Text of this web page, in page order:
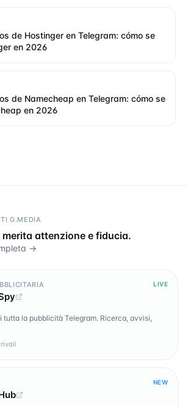
de Hostinger en Telegram: cómo se
en 2026
de Namecheap en Telegram: cómo se
en 2026
G.MEDIA
merita attenzione e fiducia.
→
LIVE
tutta la pubblicità Telegram. Ricerca, avvisi,
NEW